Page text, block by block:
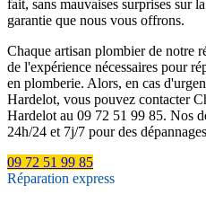
fait, sans mauvaises surprises sur
garantie que nous vous offrons.
Chaque artisan plombier de notre
de l'expérience nécessaires pour
en plomberie. Alors, en cas
Hardelot, vous pouvez contacter
Hardelot au 09 72 51 99 85. Nos
24h/24 et 7j/7 pour des
09 72 51 99 85
Réparation express